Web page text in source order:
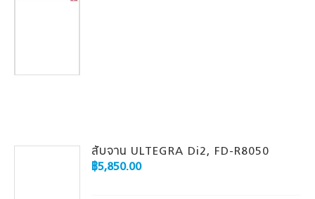
สับจาน ULTEGRA Di2, FD-R8050
฿5,850.00